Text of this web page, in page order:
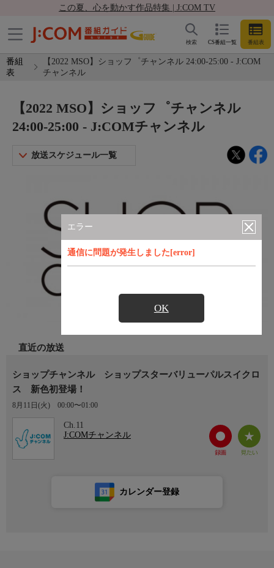
この夏、心を動かす作品特集 | J:COM TV
CS番組一覧 番組表
検索
番組
表
【2022 MSO】ショッフ゜チャンネル 24:00-25:00 - J:COM
チャンネル
エラー
通信に問題が発生しました[error]
OK
【2022 MSO】ショッフ゜チャンネル
24:00-25:00 - J:COMチャンネル
放送スケジュール一覧
直近の放送
ショップチャンネル ショップスターバリューパルスイクロ
ス 新色初登場！
8月11日(火) 00:00〜01:00
Ch.11
J:COMチャンネル
カレンダー登録